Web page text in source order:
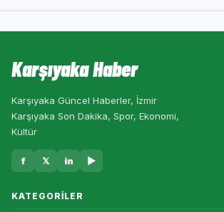
Karşıyaka Haber
Karşıyaka Güncel Haberler, İzmir
Karşıyaka Son Dakika, Spor, Ekonomi,
Kültür
f 𝕏 in ▶
KATEGORILER